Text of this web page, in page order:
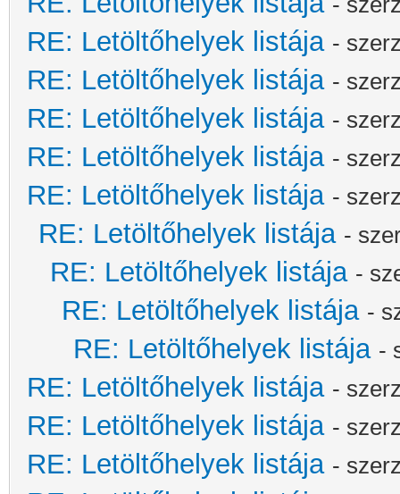
RE: Letöltőhelyek listája -
RE: Letöltőhelyek listája -
RE: Letöltőhelyek listája -
RE: Letöltőhelyek listája -
RE: Letöltőhelyek listája -
RE: Letöltőhelyek listája -
RE: Letöltőhelyek listája -
RE: Letöltőhelyek listája -
RE: Letöltőhelyek listája -
RE: Letöltőhelyek listája -
RE: Letöltőhelyek listája -
RE: Letöltőhelyek listája -